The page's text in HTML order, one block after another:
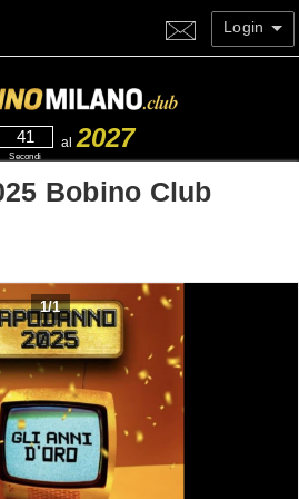
Login
40
Secondi
al 2027
Bobino Club
1/1